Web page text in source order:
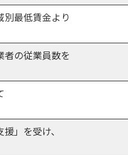
別最低賃金より
者の従業員数を
」を受け、